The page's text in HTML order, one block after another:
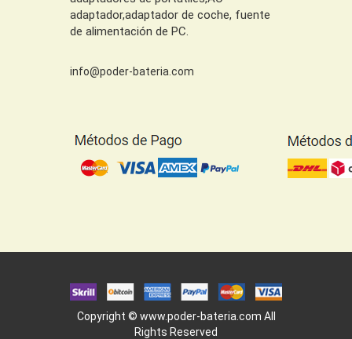
adaptador,adaptador de coche, fuente
de alimentación de PC.
info@poder-bateria.com
Copyright © www.poder-bateria.com All
Rights Reserved